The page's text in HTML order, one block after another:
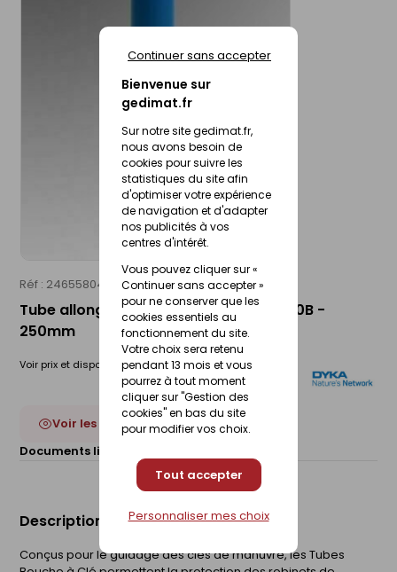
Bienvenue sur
gedimat.fr
Sur notre site gedimat.fr,
nous avons besoin de
cookies pour suivre les
statistiques du site afin
d'optimiser votre expérience
de navigation et d'adapter
nos publicités à vos
centres d'intérêt.
Vous pouvez cliquer sur «
Continuer sans accepter »
pour ne conserver que les
cookies essentiels au
fonctionnement du site.
Votre choix sera retenu
pendant 13 mois et vous
pourrez à tout moment
cliquer sur "Gestion des
cookies" en bas du site
pour modifier vos choix.
Tout accepter
Continuer sans accepter
Personnaliser mes choix
Réf : 24655804 DYKA
Tube allongé PVC à emboîtement TA70B -
250mm
Voir prix et disponibilité en magasin
Voir les 3 déclinaisons
Documents liés :
Description du produit
Conçus pour le guidage des clés de manuvre, les Tubes